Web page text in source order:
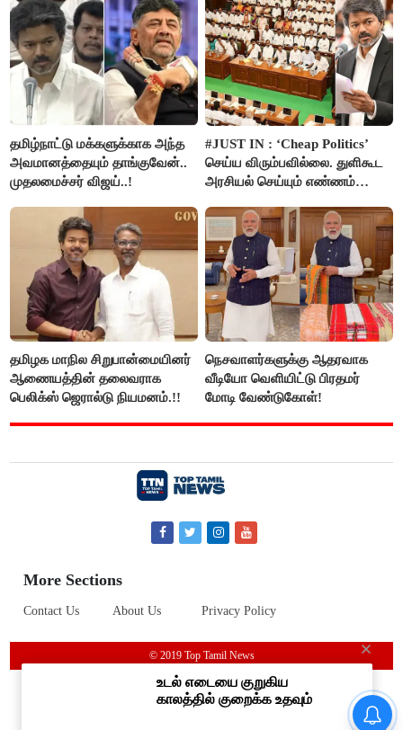
தமிழ்நாட்டு மக்களுக்காக அந்த
அவமானத்தையும் தாங்குவேன்..
முதலமைச்சர் விஜய்..!
#JUST IN : ‘Cheap Politics’
செய்ய விரும்பவில்லை. துளிகூட
அரசியல் செய்யும் எண்ணம்
விஜய் பதில்!
தமிழக மாநில சிறுபான்மையினர்
ஆணையத்தின் தலைவராக
பெலிக்ஸ் ஜெரால்டு நியமனம்.!!
நெசவாளர்களுக்கு ஆதரவாக
வீடியோ வெளியிட்டு பிரதமர்
மோடி வேண்டுகோள்!
More Sections
Contact Us About Us Privacy Policy
© 2019 Top Tamil News
#BREAKING ஷாக் கொடுத்த